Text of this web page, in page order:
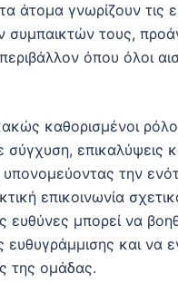
άτομα γνωρίζουν τις
συμπαικτών τους,
όπου όλοι
καθορισμένοι
επικαλύψεις
υπονομεύοντας την
επικοινωνία
ευθύνες μπορεί να
ευθυγράμμισης και να
της ομάδας.